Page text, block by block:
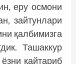
еру осмони
зайтунлари
қалбимизга
Ташаккур
қайтариб